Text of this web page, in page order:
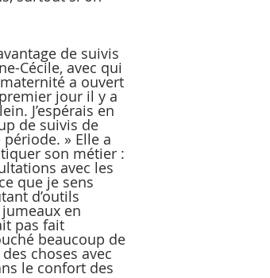
de suivis
Cécile, avec qui
a ouvert
jour il y a
J’espérais en
de suivis de
» Elle a
son métier :
avec les
que je sens
d’outils
en
pas fait
beaucoup de
choses avec
le confort des